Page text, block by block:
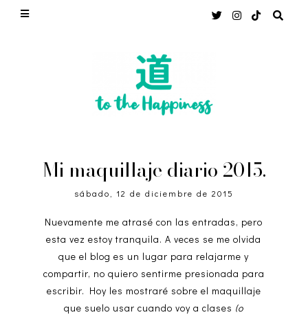
Mi maquillaje diario 2015.
sábado, 12 de diciembre de 2015
Nuevamente me atrasé con las entradas, pero
esta vez estoy tranquila. A veces se me olvida
que el blog es un lugar para relajarme y
compartir, no quiero sentirme presionada para
escribir. Hoy les mostraré sobre el maquillaje
que suelo usar cuando voy a clases (o